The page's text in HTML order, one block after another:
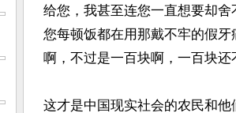
给您，我甚至连您一直想要却
您每顿饭都在用那戴不牢的假
这才是中国现实社会的农民和他